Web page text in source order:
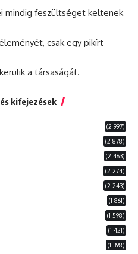
mindig feszültséget keltenek
csak egy pikírt
a társaságát.
kifejezések
(2 997)
(2 878)
(2 463)
(2 274)
(2 243)
(1 861)
(1 598)
(1 421)
(1 398)